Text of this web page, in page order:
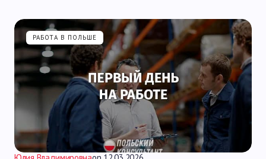
РАБОТА В ПОЛЬШЕ